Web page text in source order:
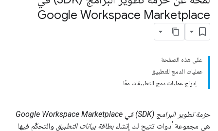
Google Workspace Marketplace
على هذه الصفحة
عمليات الدمج للتطبيق
إدراج عمليات دمج التطبيقات معًا
حزمة تطوير البرامج (SDK) في Google Workspace Marketplace
هي مجموعة أدوات تتيح لك إنشاءبطاقة بيانات التطبيق والتحكّم فيها